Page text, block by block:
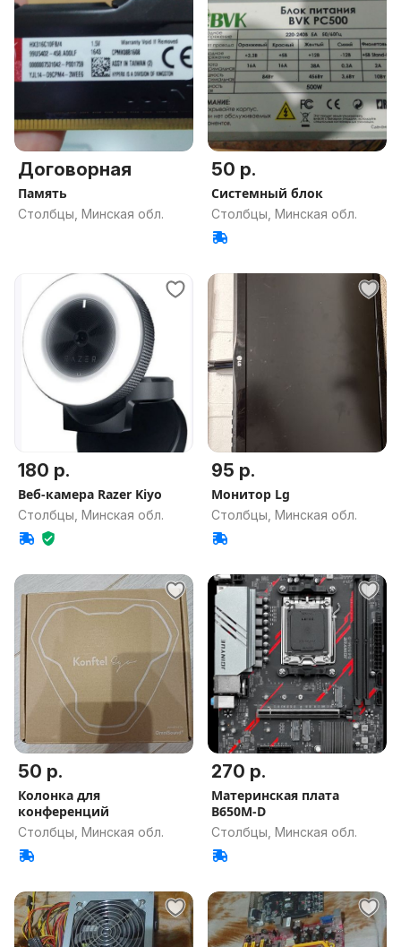
Договорная
Память
Столбцы, Минская обл.
50 р.
Системный блок
Столбцы, Минская обл.
180 р.
Веб-камера Razer Kiyo
Столбцы, Минская обл.
95 р.
Монитор Lg
Столбцы, Минская обл.
50 р.
Колонка для
конференций
Столбцы, Минская обл.
270 р.
Материнская плата
B650M-D
Столбцы, Минская обл.